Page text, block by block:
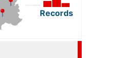
Records